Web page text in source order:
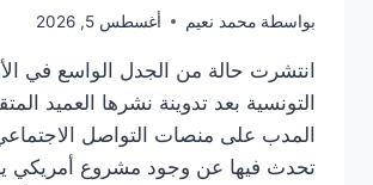
بواسطة محمد نعيم أغسطس 5, 2026
انتشرت حالة من الجدل الواسع في
التونسية بعد تدوينة نشرها العميد
المدب على منصات التواصل
تحدث فيها عن وجود مشروع أمريكي